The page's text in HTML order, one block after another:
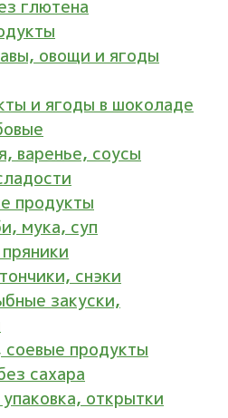
глютена
овощи и ягоды
и ягоды в шоколаде
варенье, соусы
продукты
мука, суп
снэки
закуски,
продукты
сахара
открытки